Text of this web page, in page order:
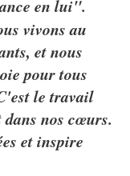
en lui".
vivons au
et nous
pour tous
le travail
nos cœurs.
et inspire